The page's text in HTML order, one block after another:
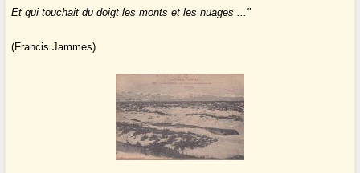
Et qui touchait du doigt les monts et les nuages ..."
(Francis Jammes)